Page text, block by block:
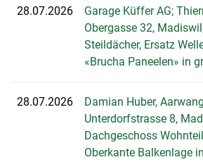
28.07.2026
Garage Küffer AG;
Obergasse 32,
Steildächer, Ersatz
«Brucha Paneelen» in
28.07.2026
Damian Huber,
Unterdorfstrasse 8,
Dachgeschoss
Oberkante Balkenlage